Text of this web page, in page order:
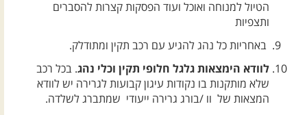
הטיול למנוחה ואוכל ועוד הפסקות קצרות להסברים
ותצפיות
באחריות כל נהג להגיע עם רכב תקין ומתודלק.
לוודא הימצאות גלגל חלופי תקין וכלי נהג. בכל רכב
שלא מותקנות בו נקודות עיגון קבועות לגרירה יש לוודא
המצאות של וו /בורג גרירה ייעודי שמתברג לשלדה.